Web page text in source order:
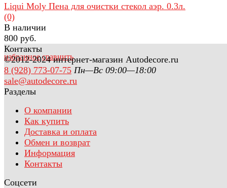
избранное сравнить
Liqui Moly Пена для очистки стекол аэр. 0.3л.
(0)
В наличии
800 руб.
Контакты
©2012-2024 интернет-магазин Autodecore.ru
8 (928) 773-07-75 Пн—Вс 09:00—18:00
sale@autodecore.ru
Разделы
О компании
Как купить
Доставка и оплата
Обмен и возврат
Информация
Контакты
Соцсети